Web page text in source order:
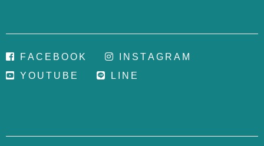
FA C E B OO K N S TA G R A M
Y O U T U B E L N E